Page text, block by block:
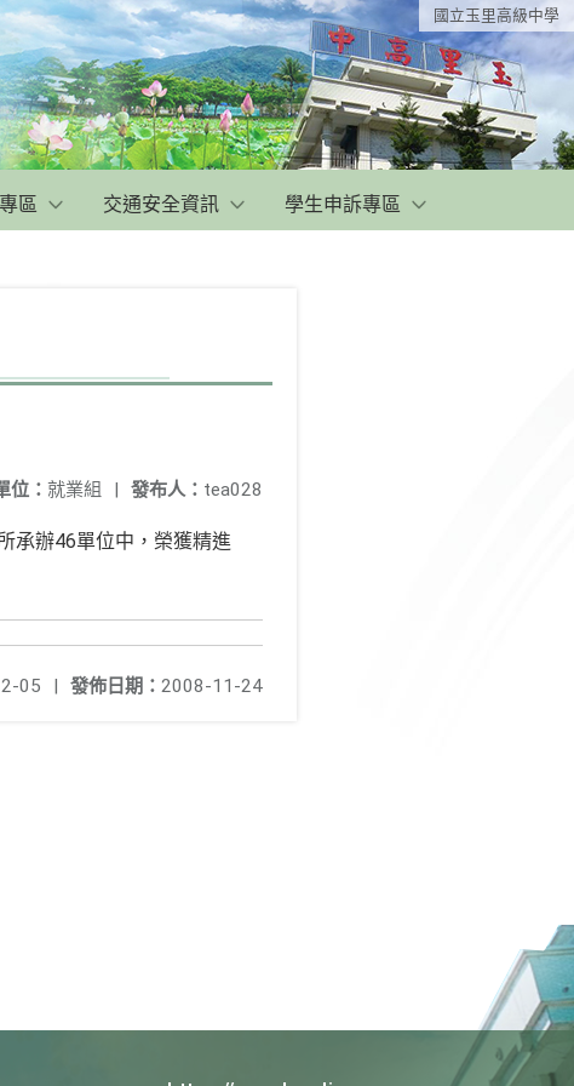
國立玉里高級中學
區 交通安全資訊 學生申訴專區
發布人： tea028
位： 就業組 |
承辦46單位中，榮獲精進
發佈日期： 2008-11-24
05 |